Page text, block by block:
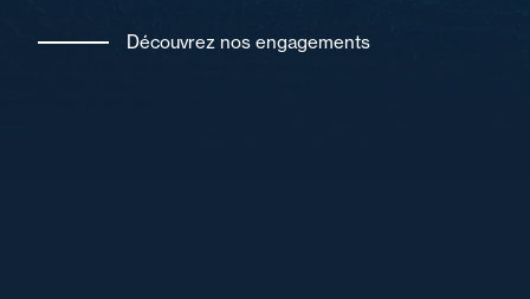
Découvrez nos engagements